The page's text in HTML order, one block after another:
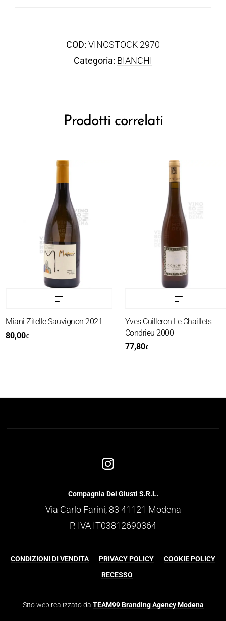
COD: VINOSTOCK-2970
Categoria: BIANCHI
Prodotti correlati
Miani Zitelle Sauvignon 2021
80,00€
Yves Cuilleron Le Chaillets
Condrieu 2000
77,80€
Compagnia Dei Giusti S.R.L.
Via Carlo Farini, 83 41121 Modena
P. IVA IT03812690364
CONDIZIONI DI VENDITA – PRIVACY POLICY – COOKIE POLICY
– RECESSO
Sito web realizzato da TEAM99 Branding Agency Modena